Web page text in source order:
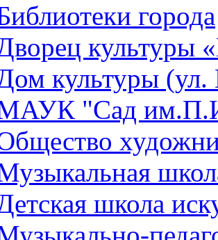
города
культуры
культуры (ул.
"Сад
школа